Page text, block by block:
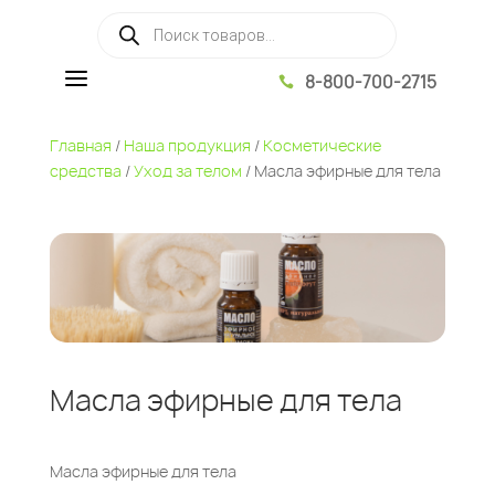
a  8-800-700-2715
Главная / Наша продукция / Косметические
средства/Уход за телом / Масла эфирные для тела
Масла эфирные для тела
Масла эфирные для тела